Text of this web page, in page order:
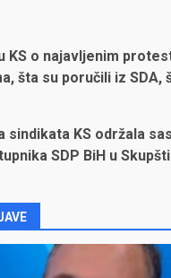
KS o najavljenim
šta su poručili iz SDA,
sindikata KS održala
SDP BiH u